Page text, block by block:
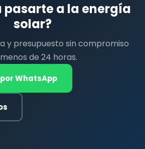
pasarte a la energía
solar?
y presupuesto sin compromiso
de 24 horas.
WhatsApp